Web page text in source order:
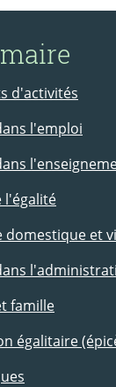
d'activités
l'emploi
l'égalité
domestique et
famille
égalitaire